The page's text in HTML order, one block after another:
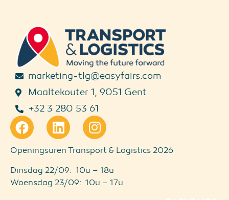
marketing-tlg@easyfairs.com
Maaltekouter 1, 9051 Gent
+32 3 280 53 61
Openingsuren Transport & Logistics 2026
Dinsdag 22/09: 10u – 18u
Woensdag 23/09: 10u – 17u